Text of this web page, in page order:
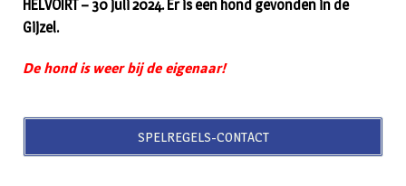
HELVOIRT – 30 juli 2024. Er is een hond gevonden in de
Gijzel.
De hond is weer bij de eigenaar!
SPELREGELS-CONTACT